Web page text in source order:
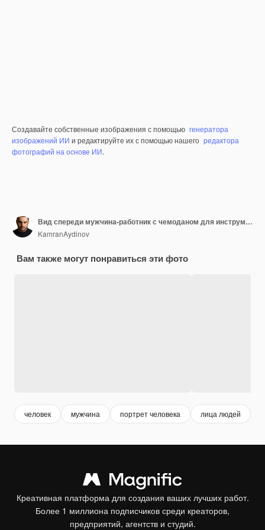
Создавайте собственные изображения с помощью генератора
изображений ИИ и редактируйте их с помощью нашего редактора
фотографий на основе ИИ.
Вид спереди мужчина-работник с чемоданом для инструментов, имитирующий телефонный звонок на красном фоне, фотография цветной рабочий, механик, дом, работа, эмоция, униформа
KamranAydinov
Вам также могут понравиться эти фото
человек мужчина портрет человека лица людей
Креативная платформа для создания ваших лучших работ.
Более 1 миллиона подписчиков среди креаторов,
предприятий, агентств и студий.